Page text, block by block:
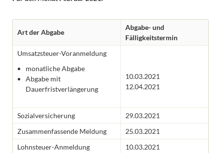
Art der Abgabe
Abgabe- und
Fälligkeitstermin
Umsatzsteuer-Voranmeldung
monatliche Abgabe
Abgabe mit
Dauerfristverlängerung
10.03.2021
12.04.2021
Sozialversicherung
29.03.2021
Zusammenfassende Meldung
25.03.2021
Lohnsteuer-Anmeldung
10.03.2021